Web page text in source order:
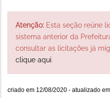
Atenção: Esta seção reúne
sistema anterior da
consultar as licitações já
clique aqui.
criado em 12/08/2020 - atualizado em